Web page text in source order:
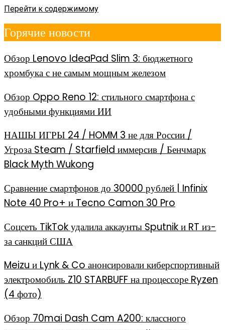
Перейти к содержимому
Горячие новости
Обзор Lenovo IdeaPad Slim 3: бюджетного
хромбука с не самым мощным железом
Обзор Oppo Reno 12: стильного смартфона с
удобными функциями ИИ
НАШЫ ИГРЫ 24 / HOMM 3 не для России /
Угроза Steam / Starfield иммерсив / Бенчмарк
Black Myth Wukong
Сравнение смартфонов до 30000 рублей | Infinix
Note 40 Pro+ и Tecno Camon 30 Pro
Соцсеть TikTok удалила аккаунты Sputnik и RT из-
за санкций США
Meizu и Lynk & Co анонсировали киберспортивный
электромобиль Z10 STARBUFF на процессоре Ryzen
(4 фото)
Обзор 70mai Dash Cam A200: классного